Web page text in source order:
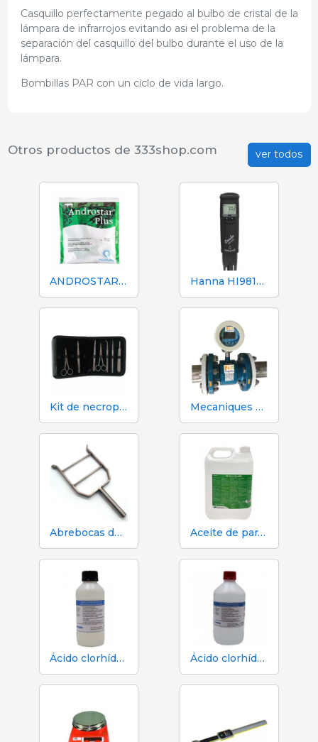
Casquillo perfectamente pegado al bulbo de cristal de la
lámpara de infrarrojos evitando asi el problema de la
separación del casquillo del bulbo durante el uso de la
lámpara.
Bombillas PAR con un ciclo de vida largo.
ver todos
Otros productos de 333shop.com
ANDROSTAR PLUS 47 g / 100 L - Diluyente para semen de larga duración Hanna HI98130 Tester pH, CE, TDS y Temperatura
Kit de necropsia y disección 333 - 7 instrumentos Mecaniques Segalés DN150 Contador volumen y nitrógeno
Abrebocas de acero inox para cerdos Aceite de parafina 5 L. Lubricante
Ácido clorhídrico HCL 25 % 1 L detección de triquinas Ácido clorhídrico HCL 25 % 2,5 L para la detección de triquina